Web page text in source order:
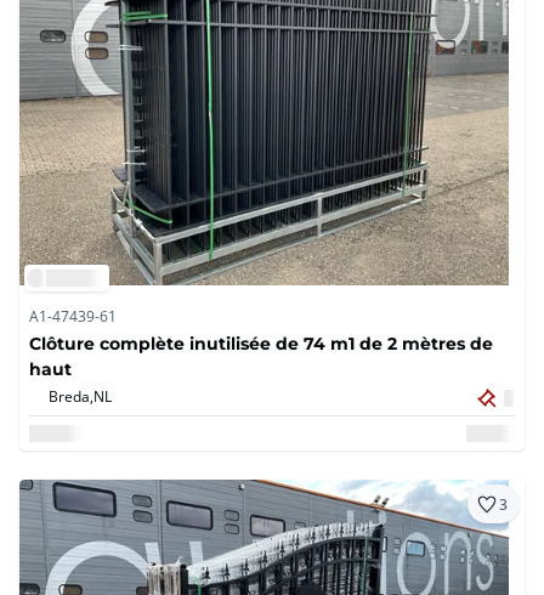
A1-47439-61
Clôture complète inutilisée de 74 m1 de 2 mètres de
haut
Breda,NL
3